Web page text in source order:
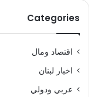
Categories
اقتصاد ومال
اخبار لبنان
عربي ودولي